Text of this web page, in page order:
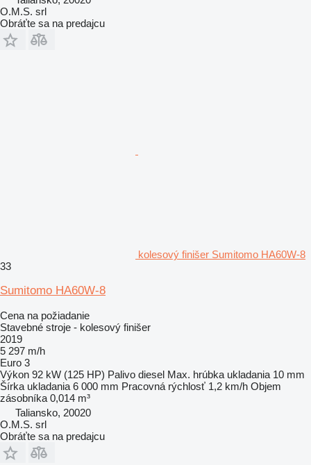
O.M.S. srl
Obráťte sa na predajcu
kolesový finišer Sumitomo HA60W-8
33
Sumitomo HA60W-8
Cena na požiadanie
Stavebné stroje - kolesový finišer
2019
5 297 m/h
Euro 3
Výkon 92 kW (125 HP) Palivo diesel Max. hrúbka ukladania 10 mm
Šírka ukladania 6 000 mm Pracovná rýchlosť 1,2 km/h Objem
zásobníka 0,014 m³
Taliansko, 20020
O.M.S. srl
Obráťte sa na predajcu